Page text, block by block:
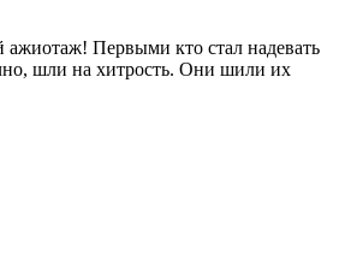
Первыми кто стал надевать
шли на хитрость. Они шили их